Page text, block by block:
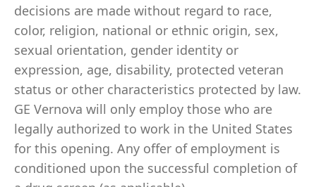
decisions are made without regard to race,
color, religion, national or ethnic origin, sex,
sexual orientation, gender identity or
expression, age, disability, protected veteran
status or other characteristics protected by law.
GE Vernova will only employ those who are
legally authorized to work in the United States
for this opening. Any offer of employment is
conditioned upon the successful completion of